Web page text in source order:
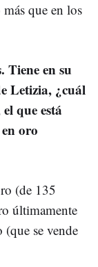
que en los
Tiene en su
Letizia, ¿cuál
que está
oro
(de 135
últimamente
(que se vende